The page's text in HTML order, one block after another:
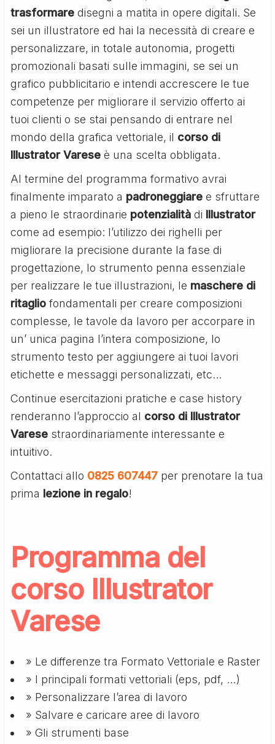
trasformare disegni a matita in opere digitali. Se
sei un illustratore ed hai la necessità di creare e
personalizzare, in totale autonomia, progetti
promozionali basati sulle immagini, se sei un
grafico pubblicitario e intendi accrescere le tue
competenze per migliorare il servizio offerto ai
tuoi clienti o se stai pensando di entrare nel
mondo della grafica vettoriale, il corso di
Illustrator Varese è una scelta obbligata.
Al termine del programma formativo avrai
finalmente imparato a padroneggiare e sfruttare
a pieno le straordinarie potenzialità di Illustrator
come ad esempio: l’utilizzo dei righelli per
migliorare la precisione durante la fase di
progettazione, lo strumento penna essenziale
per realizzare le tue illustrazioni, le maschere di
ritagliofondamentali per creare composizioni
complesse, le tavole da lavoro per accorpare in
un’ unica pagina l’intera composizione, lo
strumento testo per aggiungere ai tuoi lavori
etichette e messaggi personalizzati, etc…
Continue esercitazioni pratiche e case history
renderanno l’approccio al corso di Illustrator
Varese straordinariamente interessante e
intuitivo.
Contattaci allo 0825 607447 per prenotare la tua
prima lezione in regalo!
Programma del
corso Illustrator
Varese
» Le differenze tra Formato Vettoriale e Raster
» I principali formati vettoriali (eps, pdf, …)
» Personalizzare l’area di lavoro
» Salvare e caricare aree di lavoro
» Gli strumenti base